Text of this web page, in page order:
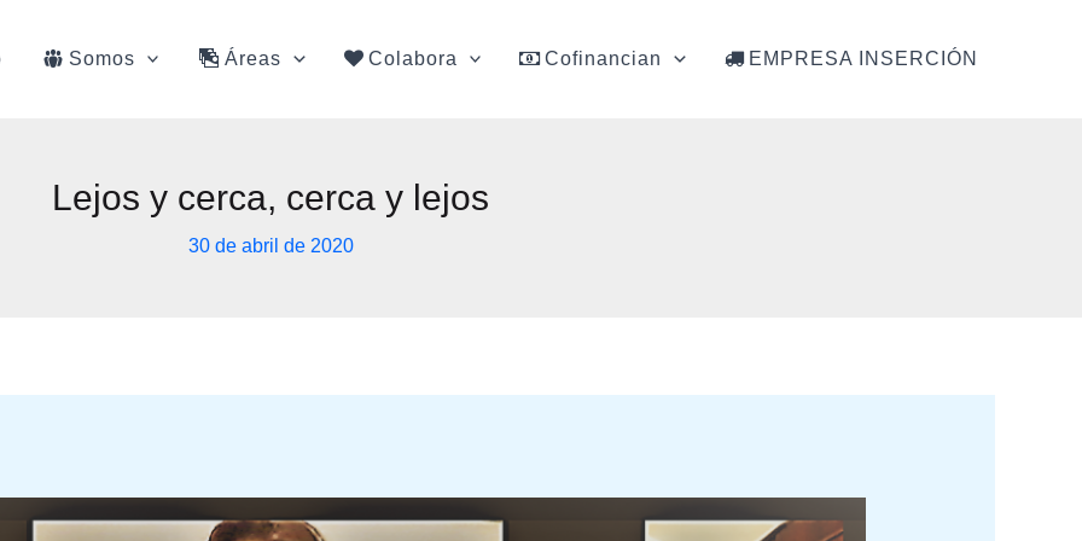
Somos Áreas Colabora Cofinancian EMPRESA INSERCIÓN
Lejos y cerca, cerca y lejos
30 de abril de 2020